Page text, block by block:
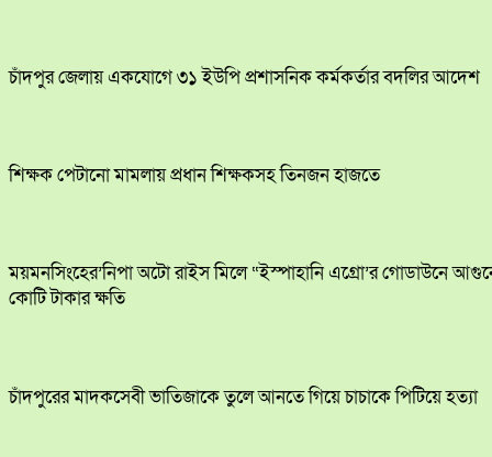
চাঁদপুর জেলায় একযোগে ৩১ ইউপি প্রশাসনিক কর্মকর্তার বদলির আদেশ
শিক্ষক পেটানো মামলায় প্রধান শিক্ষকসহ তিনজন হাজতে
ময়মনসিংহের’নিপা অটো রাইস মিলে “ইস্পাহানি এগ্রো’র গোডাউনে
কোটি টাকার ক্ষতি
চাঁদপুরের মাদকসেবী ভাতিজাকে তুলে আনতে গিয়ে চাচাকে পিটিয়ে হত্যা